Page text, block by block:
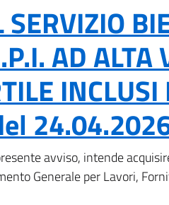
AD ALTA
avviso, intende
Generale per Lavori,